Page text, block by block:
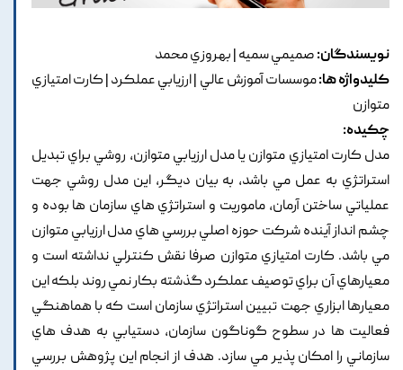
نویسندگان:صميمي سميه | بهروزي محمد
کلیدواژه ها:موسسات آموزش عالي | ارزيابي عملکرد | کارت امتيازي
متوازن
چکیده:
مدل کارت امتيازي متوازن يا مدل ارزيابي متوازن, روشي براي تبديل
استراتژي به عمل مي باشد, به بيان ديگر, اين مدل روشي جهت
عملياتي ساختن آرمان, ماموريت و استراتژي هاي سازمان ها بوده و
چشم انداز آينده شرکت حوزه اصلي بررسي هاي مدل ارزيابي متوازن
مي باشد. کارت امتيازي متوازن صرفا نقش کنترلي نداشته است و
معيارهاي آن براي توصيف عملکرد گذشته بکار نمي روند بلکه اين
معيارها ابزاري جهت تبيين استراتژي سازمان است که با هماهنگي
فعاليت ها در سطوح گوناگون سازمان, دستيابي به هدف هاي
سازماني را امکان پذير مي سازد. هدف از انجام اين پژوهش بررسي